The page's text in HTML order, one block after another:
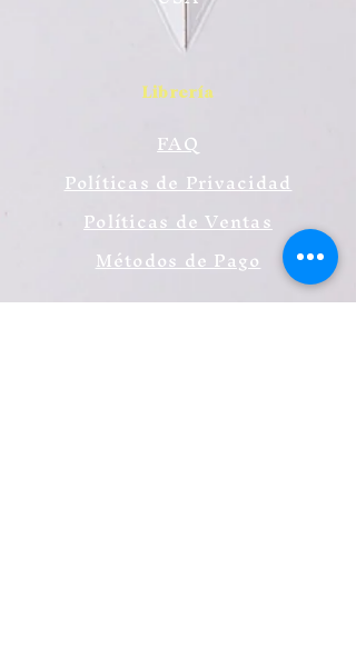
Librería
FAQ
Políticas de Privacidad
Políticas de Ventas
Métodos de Pago